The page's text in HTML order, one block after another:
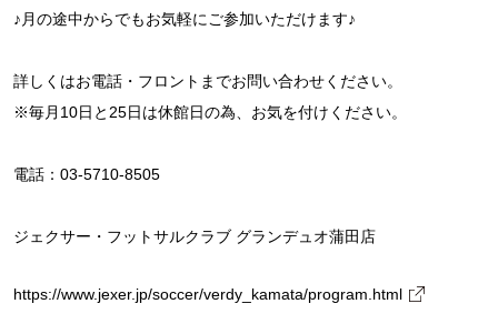
♪月の途中からでもお気軽にご参加いただけます♪
詳しくはお電話・フロントまでお問い合わせください。
※毎月10日と25日は休館日の為、お気を付けください。
電話：03-5710-8505
ジェクサー・フットサルクラブ グランデュオ蒲田店
https://www.jexer.jp/soccer/verdy_kamata/program.html